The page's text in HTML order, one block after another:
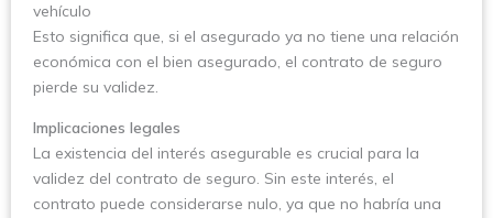
vehículo
Esto significa que, si el asegurado ya no tiene una relación
económica con el bien asegurado, el contrato de seguro
pierde su validez.
Implicaciones legales
La existencia del interés asegurable es crucial para la
validez del contrato de seguro. Sin este interés, el
contrato puede considerarse nulo, ya que no habría una